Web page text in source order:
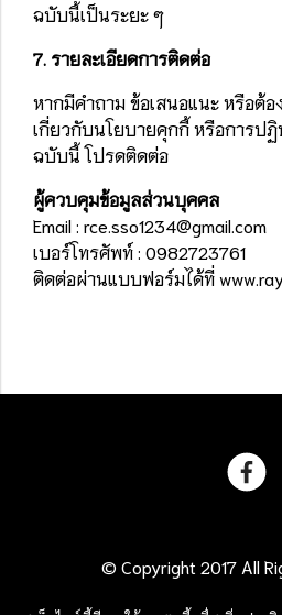
ฉบับนี้เป็นระยะ ๆ
7. รายละเอียดการติดต่อ
หากมีคำถาม ข้อเสนอแนะ หรือต้อ
เกี่ยวกับนโยบายคุกกี้ หรือการป
ฉบับนี้ โปรดติดต่อ
ผู้ควบคุมข้อมูลส่วนบุคคล
Email : rce.sso1234@gmail.com
เบอร์โทรศัพท์ : 0982723761
ติดต่อผ่านแบบฟอร์มได้ที่
© Copyright 2017 All